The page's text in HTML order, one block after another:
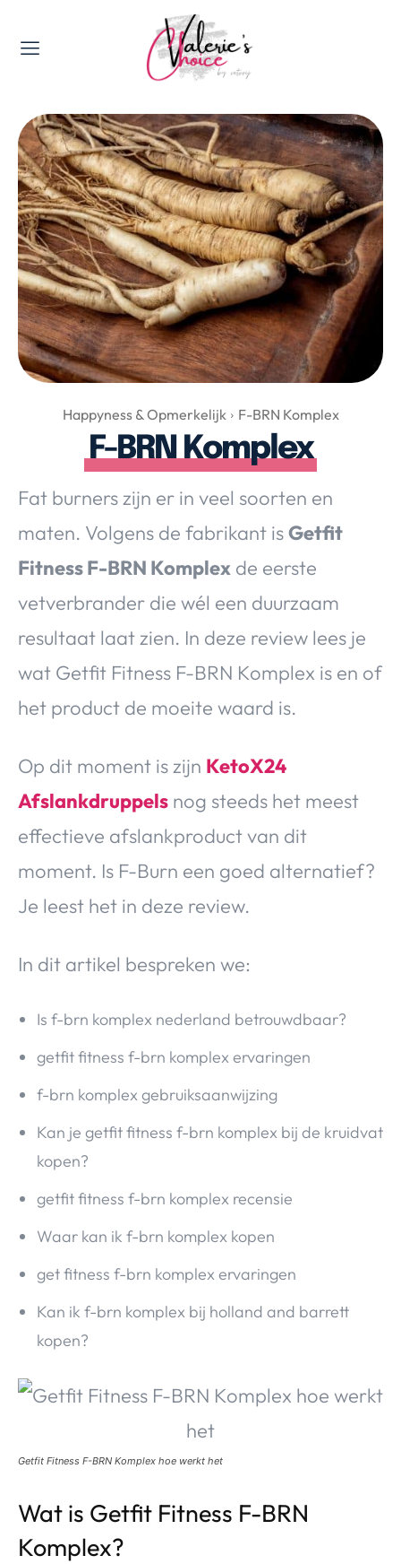
Valerie's Topics
Travel & Culture
Food & Drinks
Happyness & Opmerkelijk
Lifestyle, Sport & Duurzaamheid
Gadgets & Tech
Top 5 van Valerie
Health & Beauty
Huis & Tuin
Nieuws & Media
Over Valerie
Over Valerie
De Top 5
Contact
VALERIE'S CHOICE
Food & Drinks Health & Beauty Gadgets
Huis & Tuin
Travel
Lifestyle
Happyness & Opmerkelijk F-BRN Komplex
F-BRN Komplex
Fat burners zijn er in veel soorten en
maten. Volgens de fabrikant isGetfit
Fitness F-BRN Komplex de eerste
vetverbrander die wél een duurzaam
resultaat laat zien. In deze review lees je
wat Getfit Fitness F-BRN Komplex is en of
het product de moeite waard is.
Op dit moment is zijn KetoX24
Afslankdruppels nog steeds het meest
effectieve afslankproduct van dit
moment. Is F-Burn een goed alternatief?
Je leest het in deze review.
In dit artikel bespreken we:
Is f-brn komplex nederland betrouwdbaar?
getfit fitness f-brn komplex ervaringen
f-brn komplex gebruiksaanwijzing
Kan je getfit fitness f-brn komplex bij de kruidvat
kopen?
getfit fitness f-brn komplex recensie
Waar kan ik f-brn komplex kopen
get fitness f-brn komplex ervaringen
Kan ik f-brn komplex bij holland and barrett
kopen?
Getfit Fitness F-BRN Komplex hoe werkt het
Wat is Getfit Fitness F-BRN
Komplex?